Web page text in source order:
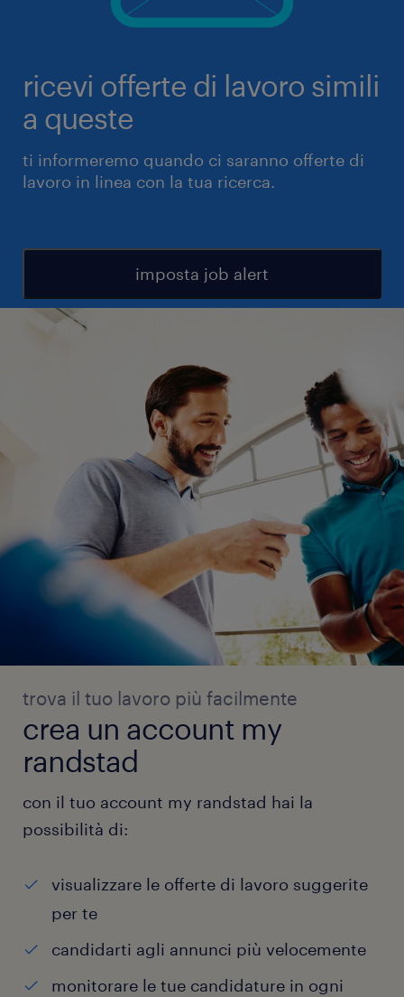
ricevi offerte di lavoro simili
a queste
ti informeremo quando ci saranno offerte di
lavoro in linea con la tua ricerca.
imposta job alert
trova il tuo lavoro più facilmente
crea un account my
randstad
con il tuo account my randstad hai la
possibilità di:
visualizzare le offerte di lavoro suggerite
per te
candidarti agli annunci più velocemente
monitorare le tue candidature in ogni